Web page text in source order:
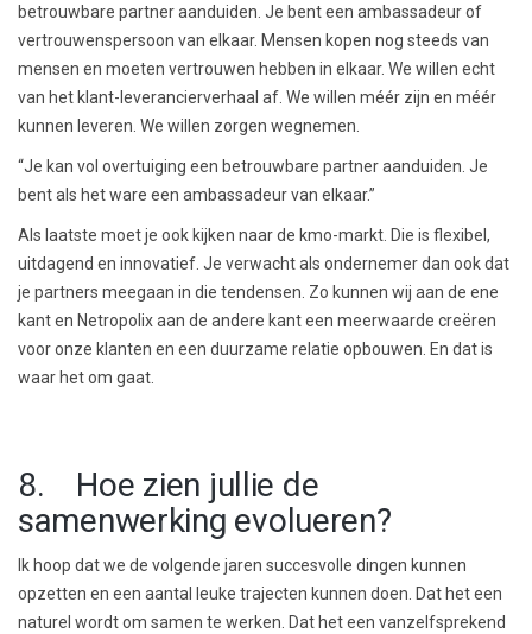
betrouwbare partner aanduiden. Je bent een ambassadeur of
vertrouwenspersoon van elkaar. Mensen kopen nog steeds van
mensen en moeten vertrouwen hebben in elkaar. We willen echt
van het klant-leverancierverhaal af. We willen méér zijn en méér
kunnen leveren. We willen zorgen wegnemen.
“Je kan vol overtuiging een betrouwbare partner aanduiden. Je
bent als het ware een ambassadeur van elkaar.”
Als laatste moet je ook kijken naar de kmo-markt. Die is flexibel,
uitdagend en innovatief. Je verwacht als ondernemer dan ook dat
je partners meegaan in die tendensen. Zo kunnen wij aan de ene
kant en Netropolix aan de andere kant een meerwaarde creëren
voor onze klanten en een duurzame relatie opbouwen. En dat is
waar het om gaat.
8. Hoe zien jullie de
samenwerking evolueren?
Ik hoop dat we de volgende jaren succesvolle dingen kunnen
opzetten en een aantal leuke trajecten kunnen doen. Dat het een
naturel wordt om samen te werken. Dat het een vanzelfsprekend